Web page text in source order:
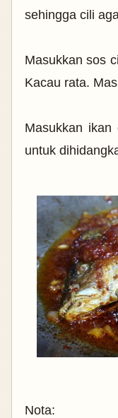
sehingga cili
Masukkan sos
Kacau rata.
Masukkan
untuk
Nota: